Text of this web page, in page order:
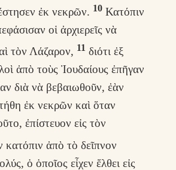
ἐκ νεκρῶν. 10 Κατόπιν
οἱ ἀρχιερεῖς νὰ
τὸν Λάζαρον, 11 διότι ἐξ
ἀπὸ τοὺς Ἰουδαίους ἐπῆγαν
διὰ νὰ βεβαιωθοῦν, ἐὰν
ἐκ νεκρῶν καὶ ὅταν
ἐπίστευον εἰς τὸν
κατόπιν ἀπὸ τὸ δεῖπνον
ὁ ὁποῖος εἶχεν ἔλθει εἰς